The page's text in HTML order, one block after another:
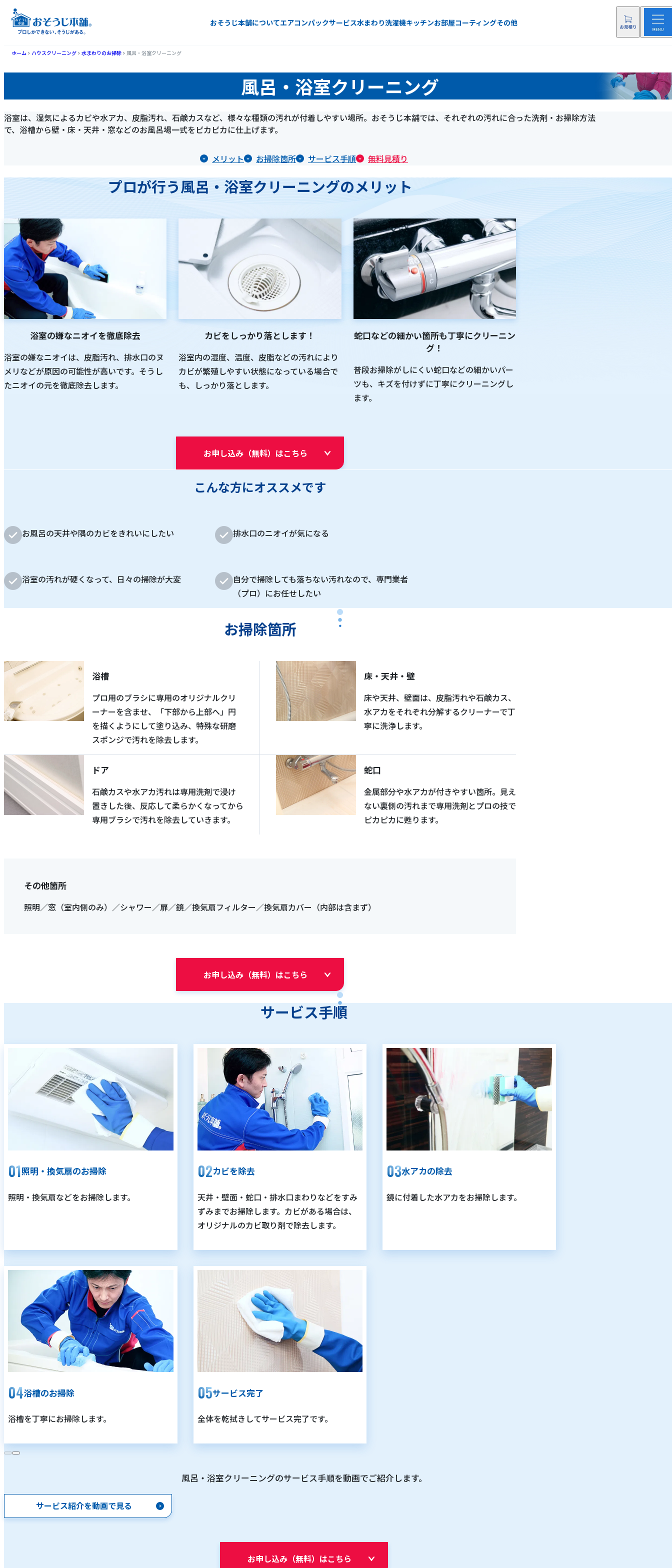
おそうじ本舗についてエアコンパックサービス水まわり洗濯機キッチンお部屋コーティングその他
ホーム ハウスクリーニング 水まわりのお掃除 風呂・浴室クリーニング
風呂・浴室クリーニング
浴室は、湿気によるカビや水アカ、皮脂汚れ、石鹸カスなど、様々な種類の汚れが付着しやすい場所。おそうじ本舗では、それぞれの汚れに合った洗剤・お掃除方法
で、浴槽から壁・床・天井・窓などのお風呂場一式をピカピカに仕上げます。
メリット お掃除箇所 サービス手順 無料見積り
プロが行う風呂・浴室クリーニングのメリット
浴室の嫌なニオイを徹底除去
浴室の嫌なニオイは、皮脂汚れ、排水口のヌ
メリなどが原因の可能性が高いです。そうし
たニオイの元を徹底除去します。
カビをしっかり落とします！
浴室内の湿度、温度、皮脂などの汚れにより
カビが繁殖しやすい状態になっている場合で
も、しっかり落とします。
蛇口などの細かい箇所も丁寧にクリーニン
グ！
普段お掃除がしにくい蛇口などの細かいパー
ツも、キズを付けずに丁寧にクリーニングし
ます。
お申し込み（無料）はこちら
こんな方にオススメです
お風呂の天井や隅のカビをきれいにしたい 排水口のニオイが気になる
浴室の汚れが硬くなって、日々の掃除が大変
自分で掃除しても落ちない汚れなので、専門業者
（プロ）にお任せしたい
お掃除箇所
浴槽
プロ用のブラシに専用のオリジナルクリ
ーナーを含ませ、「下部から上部へ」円
を描くようにして塗り込み、特殊な研磨
スポンジで汚れを除去します。
床・天井・壁
床や天井、壁面は、皮脂汚れや石鹸カス、
水アカをそれぞれ分解するクリーナーで丁
寧に洗浄します。
ドア
石鹸カスや水アカ汚れは専用洗剤で浸け
置きした後、反応して柔らかくなってから
専用ブラシで汚れを除去していきます。
蛇口
金属部分や水アカが付きやすい箇所。見え
ない裏側の汚れまで専用洗剤とプロの技で
ピカピカに甦ります。
その他箇所
照明／窓（室内側のみ）／シャワー／扉／鏡／換気扇フィルター／換気扇カバー（内部は含まず）
お申し込み（無料）はこちら
サービス手順
照明・換気扇のお掃除
照明・換気扇などをお掃除します。
カビを除去
天井・壁面・蛇口・排水口まわりなどをすみ
ずみまでお掃除します。カビがある場合は、
オリジナルのカビ取り剤で除去します。
水アカの除去
鏡に付着した水アカをお掃除します。
浴槽のお掃除
浴槽を丁寧にお掃除します。
サービス完了
全体を乾拭きしてサービス完了です。
風呂・浴室クリーニングのサービス手順を動画でご紹介します。
サービス紹介を動画で見る
お申し込み（無料）はこちら